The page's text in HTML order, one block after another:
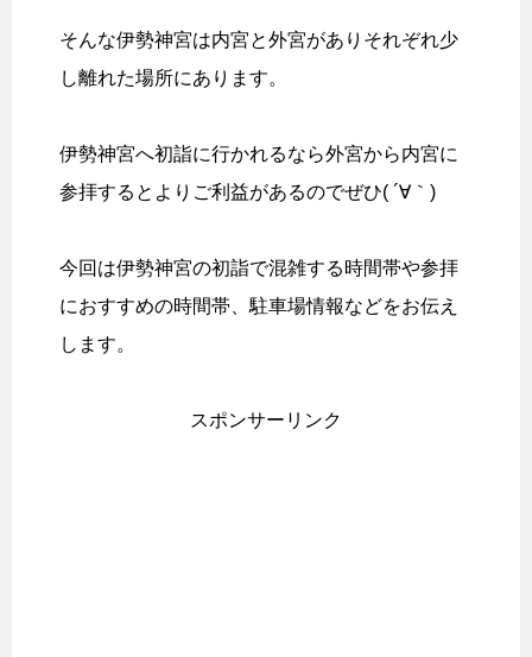
そんな伊勢神宮は内宮と外宮がありそれぞれ少
し離れた場所にあります。
伊勢神宮へ初詣に行かれるなら外宮から内宮に
参拝するとよりご利益があるのでぜひ( ´∀｀)
今回は伊勢神宮の初詣で混雑する時間帯や参拝
におすすめの時間帯、駐車場情報などをお伝え
します。
スポンサーリンク